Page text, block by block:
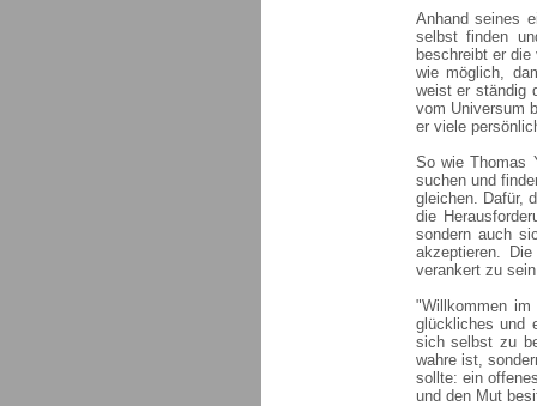
Anhand seines
selbst finden
beschreibt er
wie möglich,
weist er ständig
vom Universum
er viele
So wie Thomas
suchen und
gleichen. Dafür,
die
sondern auch
akzeptieren.
verankert zu
"Willkommen
glückliches und
sich selbst zu
wahre ist,
sollte: ein
und den Mut